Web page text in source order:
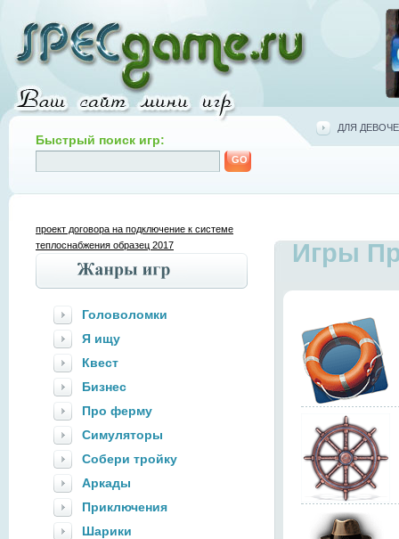
ДЛЯ
Быстрый поиск игр:
проект договора на подключение к системе
теплоснабжения образец 2017
Головоломки
Я ищу
Квест
Бизнес
Про ферму
Симуляторы
Собери тройку
Аркады
Приключения
Шарики
Игры